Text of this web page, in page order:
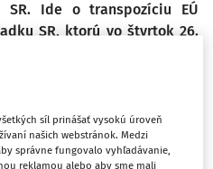
Ide o transpozíciu EÚ
SR, ktorú vo štvrtok 26.
opatrovateľských
a mužmi a vytvorenie puta
už v ranom veku detí, čo
síl prinášať vysokú úroveň
našich webstránok. Medzi
správne fungovalo vyhľadávanie,
reklamou alebo aby sme mali